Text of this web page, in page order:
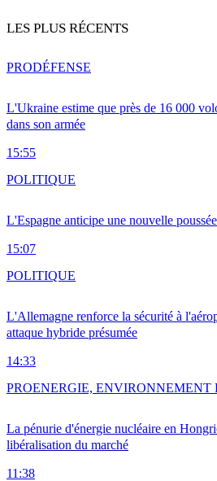
LES PLUS RÉCENTS
L'Ukraine estime que près de 16 000
dans son armée
15:55
PRODÉFENSE
L'Espagne anticipe une nouvelle
15:07
POLITIQUE
L'Allemagne renforce la sécurité à
attaque hybride présumée
14:33
POLITIQUE
La pénurie d'énergie nucléaire en
libéralisation du marché
11:38
PROENERGIE, ENVIRONNEMENT